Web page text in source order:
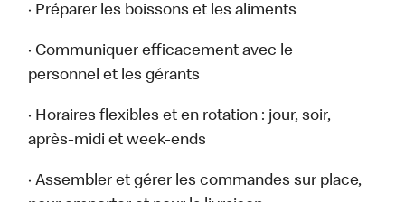
· Préparer les boissons et les aliments
· Communiquer efficacement avec le
personnel et les gérants
· Horaires flexibles et en rotation : jour, soir,
après-midi et week-ends
· Assembler et gérer les commandes sur place,